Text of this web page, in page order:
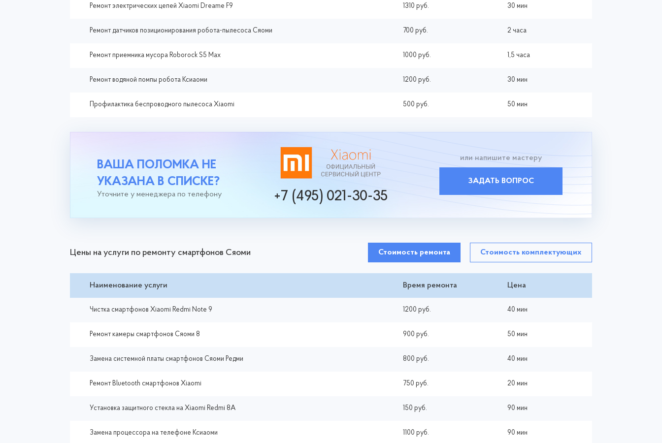
Ремонт электрических цепей Xiaomi Dreame F9 1310 руб. 30 мин
Ремонт датчиков позиционирования робота-пылесоса Сяоми 700 руб. 2 часа
Ремонт приемника мусора Roborock S5 Max 1000 руб. 1,5 часа
Ремонт водяной помпы робота Ксиаоми 1200 руб. 30 мин
Профилактика беспроводного пылесоса Xiaomi 500 руб. 50 мин
ВАША ПОЛОМКА НЕ
УКАЗАНА В СПИСКЕ?
Уточните у менеджера по телефону +7 (495) 021-30-35
или напишите мастеру
ЗАДАТЬ ВОПРОС
Цены на услуги по ремонту смартфонов Сяоми Стоимость ремонта Стоимость комплектующих
Наименование услуги Время ремонта Цена
Чистка смартфонов Xiaomi Redmi Note 9 1200 руб. 40 мин
Ремонт камеры смартфонов Сяоми 8 900 руб. 50 мин
Замена системной платы смартфонов Сяоми Редми 800 руб. 40 мин
Ремонт Bluetooth смартфонов Xiaomi 750 руб. 20 мин
Установка защитного стекла на Xiaomi Redmi 8A 150 руб. 90 мин
Замена процессора на телефоне Ксиаоми 1100 руб. 90 мин